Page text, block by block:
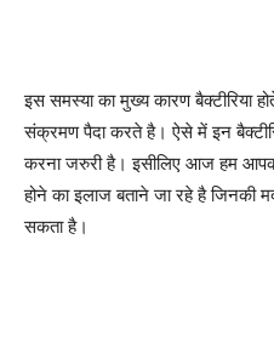
इस समस्या का मुख्य कारण बैक्टीरिया
संक्रमण पैदा करते है। ऐसे में इन
करना जरुरी है। इसीलिए आज हम
होने का इलाज बताने जा रहे है जिनकी
सकता है।